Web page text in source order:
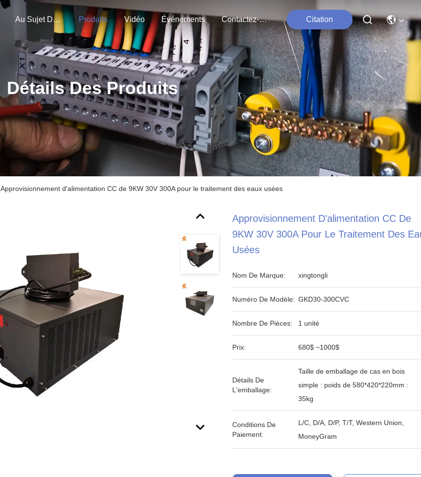
Au Sujet De Nous Produits Vidéo Événements Contactez-Nous Citation
Détails Des Produits
Approvisionnement d'alimentation CC de 9KW 30V 300A pour le traitement des eaux usées
Approvisionnement D'alimentation CC De
9KW 30V 300A Pour Le Traitement Des
Usées
Nom De Marque: xingtongli
Numéro De Modèle: GKD30-300CVC
Nombre De Pièces: 1 unité
Prix: 680$ ~1000$
Détails De
L'emballage:
Taille de emballage de cas en bois
simple : poids de 580*420*220mm :
35kg
Conditions De
Paiement:
L/C, D/A, D/P, T/T, Western Union,
MoneyGram